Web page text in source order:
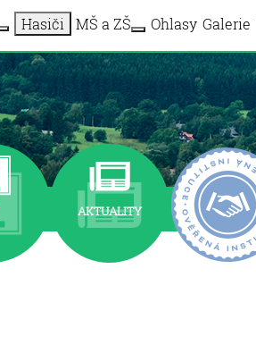
More about: Informační centrum
Hasiči MŠ a ZŠ
More about: MŠ a
Ohlasy Galerie
AKTUALITY